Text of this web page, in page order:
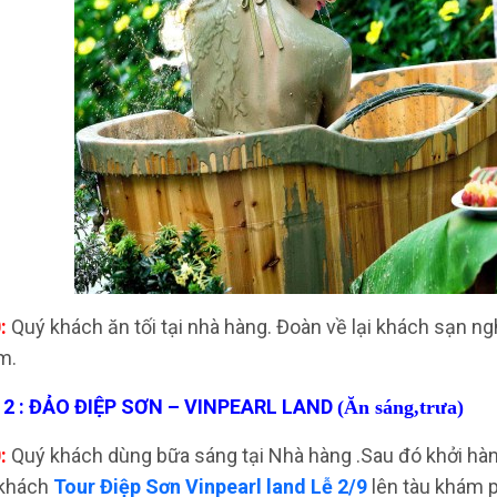
Quý khách ăn tối tại nhà hàng. Đoàn về lại khách sạn
: ĐẢO ĐIỆP SƠN – VINPEARL LAND (Ăn sáng,trưa)
Quý khách dùng bữa sáng tại Nhà hàng .Sau đó khởi
Tour Điệp Sơn Vinpearl land Lễ 2/9 lên tàu khám